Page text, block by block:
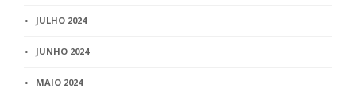
JULHO 2024
JUNHO 2024
MAIO 2024